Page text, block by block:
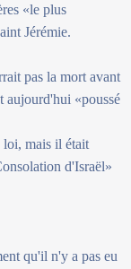
«le plus
Jérémie.
pas la mort avant
aujourd'hui «poussé
mais il était
d'Israël»
qu'il n'y a pas eu